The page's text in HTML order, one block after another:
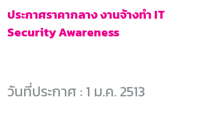
ประกาศราคากลาง งานจ้างทำ IT
Security Awareness
วันที่ประกาศ : 1 ม.ค. 2513